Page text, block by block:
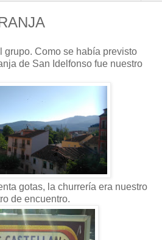
grupo. Como se había previsto
de San Idelfonso fue nuestro
gotas, la churrería era nuestro
de encuentro.